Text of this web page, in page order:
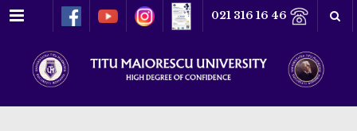
Menu 021 316 16 46